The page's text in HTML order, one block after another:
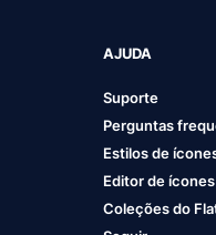
AJUDA
Suporte
Perguntas
Estilos de
Editor de ícones
Coleções do